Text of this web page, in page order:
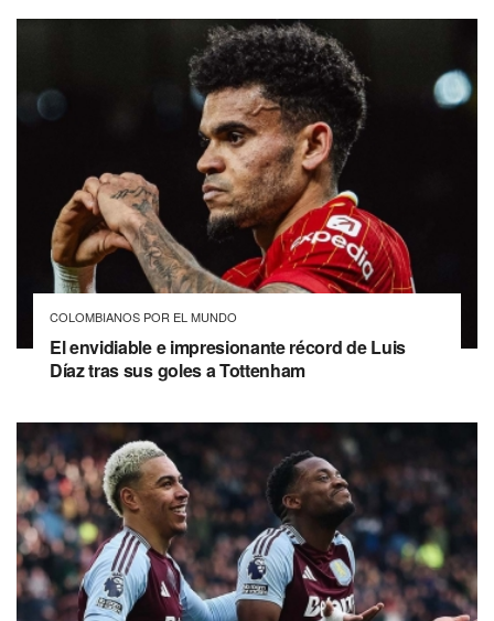
COLOMBIANOS POR EL MUNDO
El envidiable e impresionante récord de Luis
Díaz tras sus goles a Tottenham